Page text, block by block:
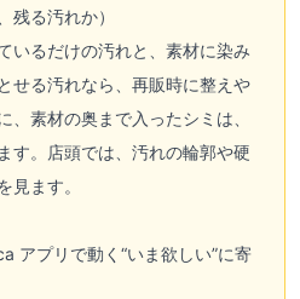
残る汚れか）
いるだけの汚れと、素材に染み
せる汚れなら、再販時に整えや
、素材の奥まで入ったシミは、
す。店頭では、汚れの輪郭や硬
見ます。
アプリで動く“いま欲しい”に寄